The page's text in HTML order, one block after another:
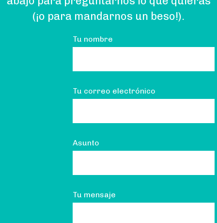
(¡o para mandarnos un beso!).
Tu nombre
Tu correo electrónico
Asunto
Tu mensaje